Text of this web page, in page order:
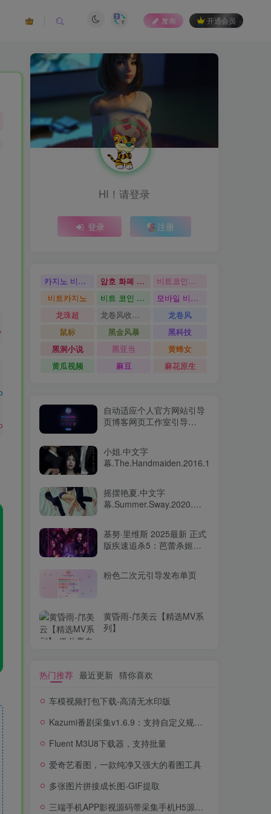
发布 开通会员
'page'
HI！请登录
登录 注册
카지노 비트코인 암호 화폐 카지노
비트코인카지노
비트카지노
비트 코인 온라인 카지노
모바일 비트 코인 카지노
龙珠超
龙卷风收音机
龙卷风
鼠标
黑金风暴
黑科技
黑洞小说
黑亚当
黄蜂女
黄瓜视频
麻豆 麻花原生
自动适应个人官方网站引导
页博客网页工作室引导
小姐.中文字
幕.The.Handmaiden.2016.1080p
摇摆艳夏.中文字
幕.Summer.Sway.2020.제
基努·里维斯 2025最新 正式
版疾速追杀5：芭蕾杀姬
粉色二次元引导发布单页
黄昏雨-邝美云【精选MV系
列】
热门推荐 最近更新 猜你喜欢
车模视频打包下载-高清无水印版
Kazumi番剧采集v1.6.9：支持自定义规则+在线观看+弹幕，跨平台下载
Fluent M3U8下载器，支持批量
爱奇艺看图，一款纯净又强大的看图工具
多张图片拼接成长图-GIF提取
三端手机APP影视源码带采集手机H5源码带VIP卡密功能